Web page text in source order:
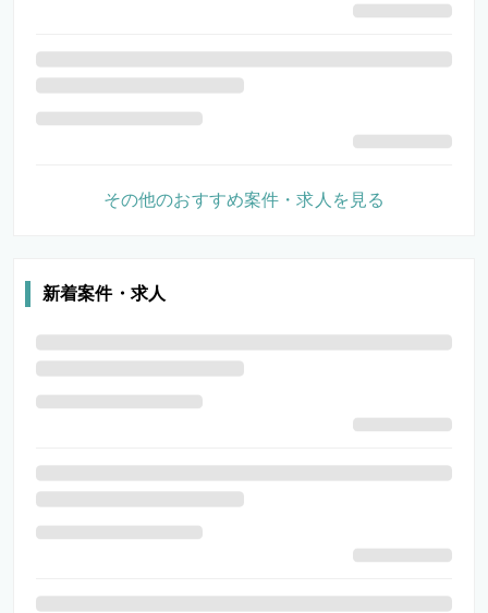
その他のおすすめ案件・求人を見る
新着案件・求人